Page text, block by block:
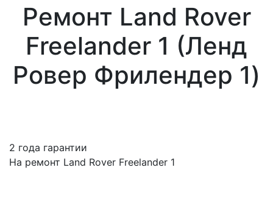
Ремонт Land Rover
Freelander 1 (Ленд
Ровер Фрилендер 1)
2 года гарантии
На ремонт Land Rover Freelander 1